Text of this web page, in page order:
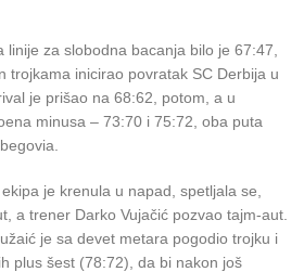
linije za slobodna bacanja bilo je 67:47,
trojkama inicirao povratak SC Derbija u
je prišao na 68:62, potom, a u
minusa – 73:70 i 75:72, oba puta
je krenula u napad, spetljala se,
a trener Darko Vujačić pozvao tajm-aut.
je sa devet metara pogodio trojku i
plus šest (78:72), da bi nakon još